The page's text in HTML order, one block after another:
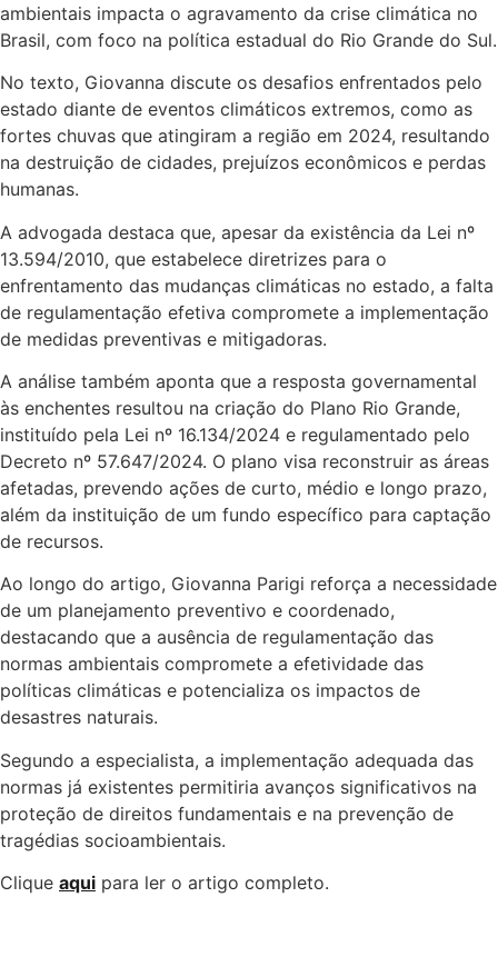
ambientais impacta o agravamento da crise climática no
Brasil, com foco na política estadual do Rio Grande do Sul.
No texto, Giovanna discute os desafios enfrentados pelo
estado diante de eventos climáticos extremos, como as
fortes chuvas que atingiram a região em 2024, resultando
na destruição de cidades, prejuízos econômicos e perdas
humanas.
A advogada destaca que, apesar da existência da Lei nº
13.594/2010, que estabelece diretrizes para o
enfrentamento das mudanças climáticas no estado, a falta
de regulamentação efetiva compromete a implementação
de medidas preventivas e mitigadoras.
A análise também aponta que a resposta governamental
às enchentes resultou na criação do Plano Rio Grande,
instituído pela Lei nº 16.134/2024 e regulamentado pelo
Decreto nº 57.647/2024. O plano visa reconstruir as áreas
afetadas, prevendo ações de curto, médio e longo prazo,
além da instituição de um fundo específico para captação
de recursos.
Ao longo do artigo, Giovanna Parigi reforça a necessidade
de um planejamento preventivo e coordenado,
destacando que a ausência de regulamentação das
normas ambientais compromete a efetividade das
políticas climáticas e potencializa os impactos de
desastres naturais.
Segundo a especialista, a implementação adequada das
normas já existentes permitiria avanços significativos na
proteção de direitos fundamentais e na prevenção de
tragédias socioambientais.
Clique aqui para ler o artigo completo.